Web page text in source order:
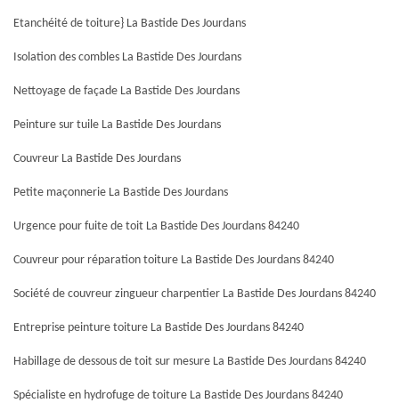
Etanchéité de toiture} La Bastide Des Jourdans
Isolation des combles La Bastide Des Jourdans
Nettoyage de façade La Bastide Des Jourdans
Peinture sur tuile La Bastide Des Jourdans
Couvreur La Bastide Des Jourdans
Petite maçonnerie La Bastide Des Jourdans
Urgence pour fuite de toit La Bastide Des Jourdans 84240
Couvreur pour réparation toiture La Bastide Des Jourdans 84240
Société de couvreur zingueur charpentier La Bastide Des Jourdans 84240
Entreprise peinture toiture La Bastide Des Jourdans 84240
Habillage de dessous de toit sur mesure La Bastide Des Jourdans 84240
Spécialiste en hydrofuge de toiture La Bastide Des Jourdans 84240